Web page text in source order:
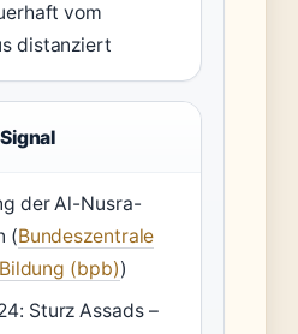
vom
distanziert
der Al-Nusra-
(Bundeszentrale
(bpb))
Sturz Assads –